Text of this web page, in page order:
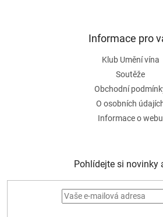
Informace pro
Klub Umění vína
Soutěže
Obchodní
O osobních
Informace o webu
Pohlídejte si novinky